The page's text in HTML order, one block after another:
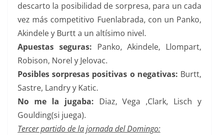
descarto la posibilidad de sorpresa, para un cada
vez más competitivo Fuenlabrada, con un Panko,
Akindele y Burtt a un altísimo nivel.
Apuestas seguras: Panko, Akindele, Llompart,
Robison, Norel y Jelovac.
Posibles sorpresas positivas o negativas: Burtt,
Sastre, Landry y Katic.
No me la jugaba: Diaz, Vega ,Clark, Lisch y
Goulding(si juega).
Tercer partido de la jornada del Domingo: